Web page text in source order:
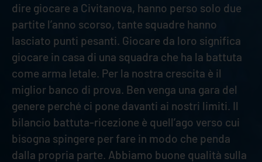
dire giocare a Civitanova, hanno perso solo due
partite l’anno scorso, tante squadre hanno
lasciato punti pesanti. Giocare da loro significa
giocare in casa di una squadra che ha la battuta
come arma letale. Per la nostra crescita è il
miglior banco di prova. Ben venga una gara del
genere perché ci pone davanti ai nostri limiti. Il
bilancio battuta-ricezione è quell’ago verso cui
bisogna spingere per fare in modo che penda
dalla propria parte. Abbiamo buone qualità sulla